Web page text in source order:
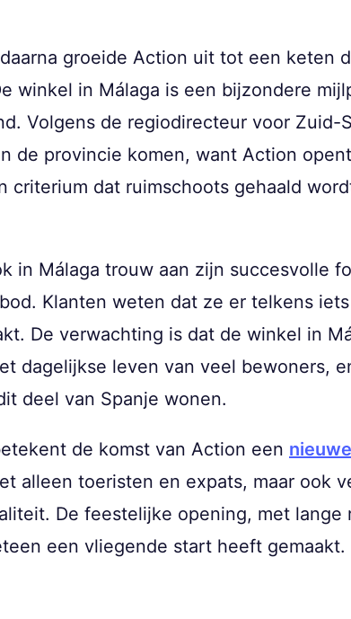
groeide Action uit tot een keten
winkel in Málaga is een bijzondere
Volgens de regiodirecteur voor
de provincie komen, want Action
criterium dat ruimschoots gehaald
in Málaga trouw aan zijn succesvolle
Klanten weten dat ze er telkens
De verwachting is dat de winkel in
dagelijkse leven van veel bewoners,
deel van Spanje wonen.
de komst van Action een
alleen toeristen en expats, maar ook
De feestelijke opening, met
een vliegende start heeft gemaakt.